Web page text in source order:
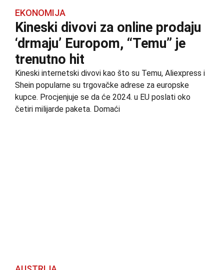
EKONOMIJA
Kineski divovi za online prodaju
‘drmaju’ Europom, “Temu” je
trenutno hit
Kineski internetski divovi kao što su Temu, Aliexpress i
Shein popularne su trgovačke adrese za europske
kupce. Procjenjuje se da će 2024. u EU poslati oko
četiri milijarde paketa. Domaći